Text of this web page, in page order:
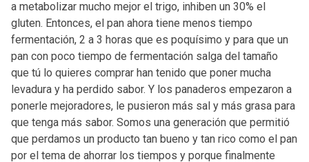
a metabolizar mucho mejor el trigo, inhiben un 30% el
gluten. Entonces, el pan ahora tiene menos tiempo
fermentación, 2 a 3 horas que es poquísimo y para que un
pan con poco tiempo de fermentación salga del tamaño
que tú lo quieres comprar han tenido que poner mucha
levadura y ha perdido sabor. Y los panaderos empezaron a
ponerle mejoradores, le pusieron más sal y más grasa para
que tenga más sabor. Somos una generación que permitió
que perdamos un producto tan bueno y tan rico como el pan
por el tema de ahorrar los tiempos y porque finalmente